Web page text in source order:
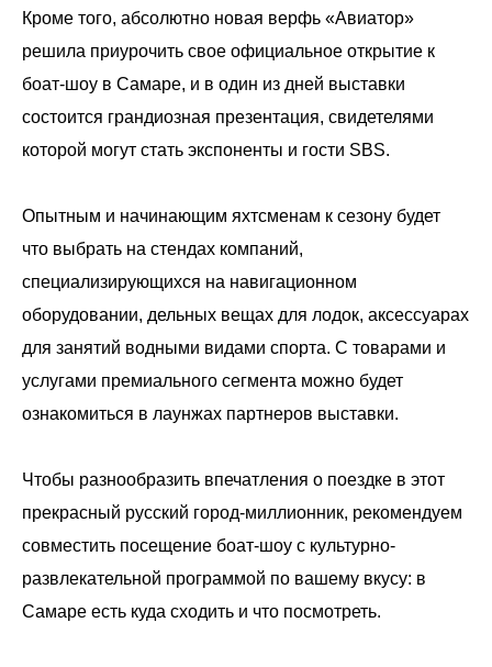
Кроме того, абсолютно новая верфь «Авиатор»
решила приурочить свое официальное открытие к
боат-шоу в Самаре, и в один из дней выставки
состоится грандиозная презентация, свидетелями
которой могут стать экспоненты и гости SBS.
Опытным и начинающим яхтсменам к сезону будет
что выбрать на стендах компаний,
специализирующихся на навигационном
оборудовании, дельных вещах для лодок, аксессуарах
для занятий водными видами спорта. С товарами и
услугами премиального сегмента можно будет
ознакомиться в лаунжах партнеров выставки.
Чтобы разнообразить впечатления о поездке в этот
прекрасный русский город-миллионник, рекомендуем
совместить посещение боат-шоу с культурно-
развлекательной программой по вашему вкусу: в
Самаре есть куда сходить и что посмотреть.